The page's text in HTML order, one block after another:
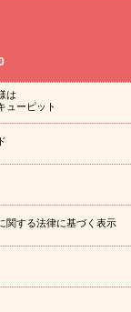
フト特集
日法要以降に贈る花
ブドフラワー
お盆 花（新盆・初
）
お盆 花（新盆・
・お供え プリザーブ
くる花ギフト・プレ
ント特集
フト・プレゼント
特集
敬老の日の花
フト
生花(リンドウ)
は
ューピット
関する法律に基づく表示